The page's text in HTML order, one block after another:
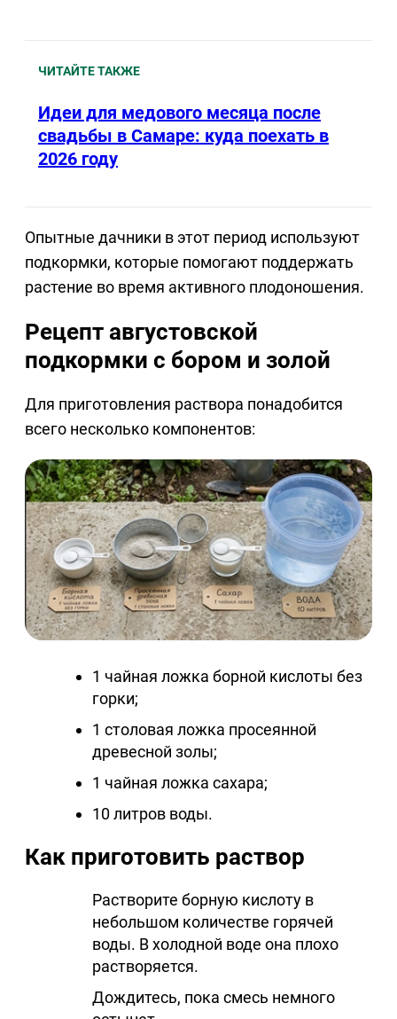
ЧИТАЙТЕ ТАКЖЕ
Идеи для медового месяца после
свадьбы в Самаре: куда поехать в
2026 году
Опытные дачники в этот период используют
подкормки, которые помогают поддержать
растение во время активного плодоношения.
Рецепт августовской
подкормки с бором и золой
Для приготовления раствора понадобится
всего несколько компонентов:
1 чайная ложка борной кислоты без
горки;
1 столовая ложка просеянной
древесной золы;
1 чайная ложка сахара;
10 литров воды.
Как приготовить раствор
Растворите борную кислоту в
небольшом количестве горячей
воды. В холодной воде она плохо
растворяется.
Дождитесь, пока смесь немного